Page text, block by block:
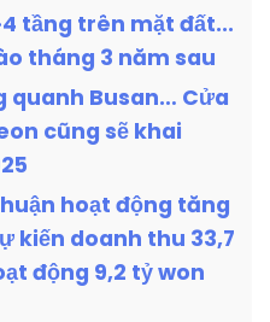
tầng trên mặt đất...
tháng 3 năm sau
quanh Busan… Cửa
cũng sẽ khai
hoạt động tăng
kiến doanh thu 33,7
động 9,2 tỷ won